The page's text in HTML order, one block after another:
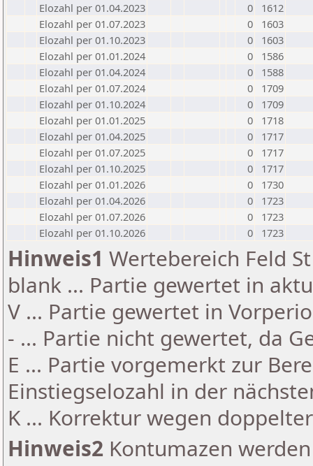
Elozahl per 01.04.2023
0
1612
Elozahl per 01.07.2023
0
1603
Elozahl per 01.10.2023
0
1603
Elozahl per 01.01.2024
0
1586
Elozahl per 01.04.2024
0
1588
Elozahl per 01.07.2024
0
1709
Elozahl per 01.10.2024
0
1709
Elozahl per 01.01.2025
0
1718
Elozahl per 01.04.2025
0
1717
Elozahl per 01.07.2025
0
1717
Elozahl per 01.10.2025
0
1717
Elozahl per 01.01.2026
0
1730
Elozahl per 01.04.2026
0
1723
Elozahl per 01.07.2026
0
1723
Elozahl per 01.10.2026
0 1723
Hinweis1 Wertebereich Feld
blank ... Partie gewertet in
V ... Partie gewertet in
- ... Partie nicht gewertet, da
E ... Partie vorgemerkt zur
Einstiegselozahl in der
K ... Korrektur wegen
Hinweis2 Kontumazen